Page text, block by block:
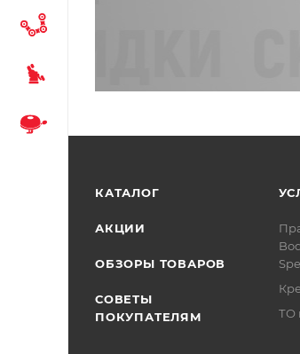
КАТАЛОГ
АКЦИИ
ОБЗОРЫ ТОВАРОВ
СОВЕТЫ
ПОКУПАТЕЛЯМ
ТО